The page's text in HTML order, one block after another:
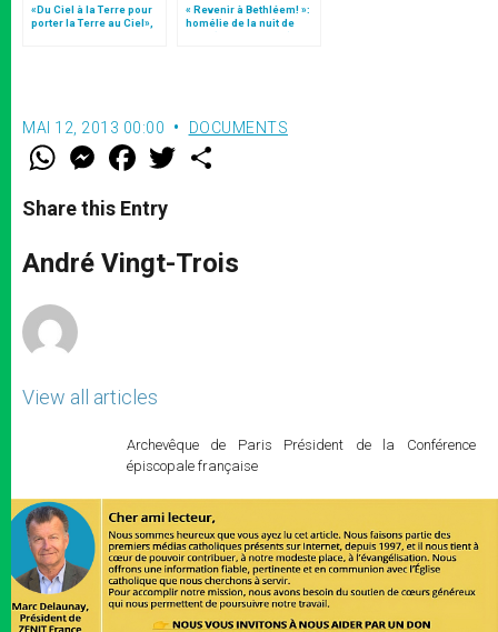
«Du Ciel à la Terre pour
porter la Terre au Ciel»,
« Revenir à Bethléem! »:
homélie de la nuit de
Noël (texte complet)
MAI 12, 2013 00:00 DOCUMENTS
W
t
s
p
p
M
e
s
e
g
e
F
a
e
b
o
k
w
r
Share this Entry
André Vingt-Trois
View all articles
Archevêque de Paris Président de la Conférence
épiscopale française